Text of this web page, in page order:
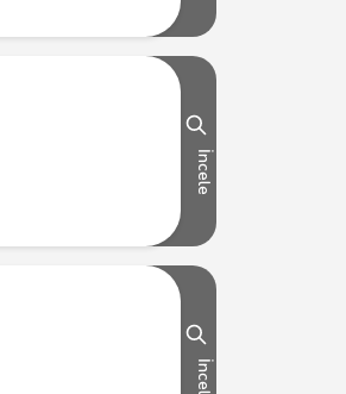
İncele
İncele